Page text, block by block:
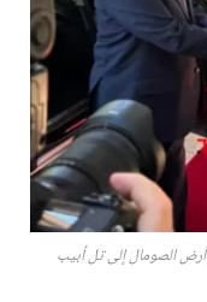
الصومال إلى تل أبيب